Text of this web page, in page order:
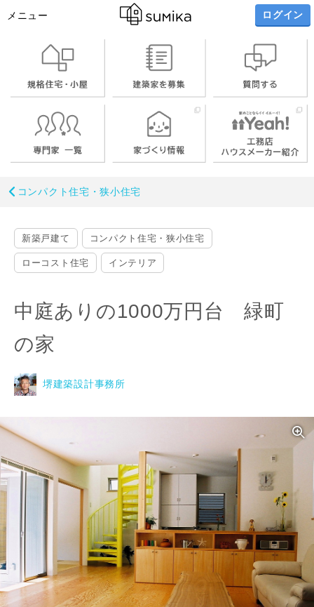
メニュー ログイン
コンパクト住宅・狭小住宅
新築戸建て コンパクト住宅・狭小住宅
ローコスト住宅 インテリア
中庭ありの1000万円台 緑町
の家
堺建築設計事務所